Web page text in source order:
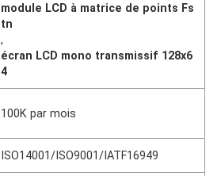
module LCD à matrice de points Fs
tn
,
écran LCD mono transmissif 128x6
4
100K par mois
ISO14001/ISO9001/IATF16949